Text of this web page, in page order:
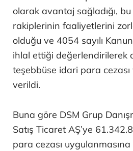
olarak avantaj sağladığı,
rakiplerinin faaliyetlerini
olduğu ve 4054 sayılı
ihlal ettiği değerlendirilerek
teşebbüse idari para
verildi.
Buna göre DSM Grup
Satış Ticaret AŞ’ye
para cezası